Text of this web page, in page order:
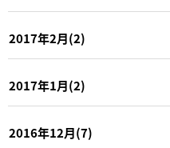
2017年2月(2)
2017年1月(2)
2016年12月(7)